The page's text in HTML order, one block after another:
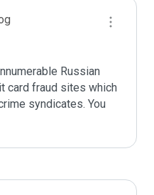
Russian
card fraud sites which
syndicates. You